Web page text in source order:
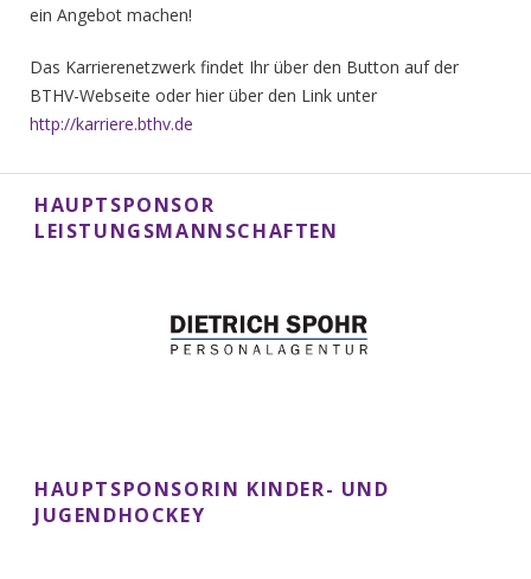
ein Angebot machen!
Das Karrierenetzwerk findet Ihr über den Button auf der
BTHV-Webseite oder hier über den Link unter
http://karriere.bthv.de
HAUPTSPONSOR
LEISTUNGSMANNSCHAFTEN
HAUPTSPONSORIN KINDER- UND
JUGENDHOCKEY